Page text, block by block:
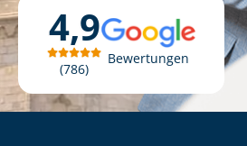
4,9
786
Bewertungen